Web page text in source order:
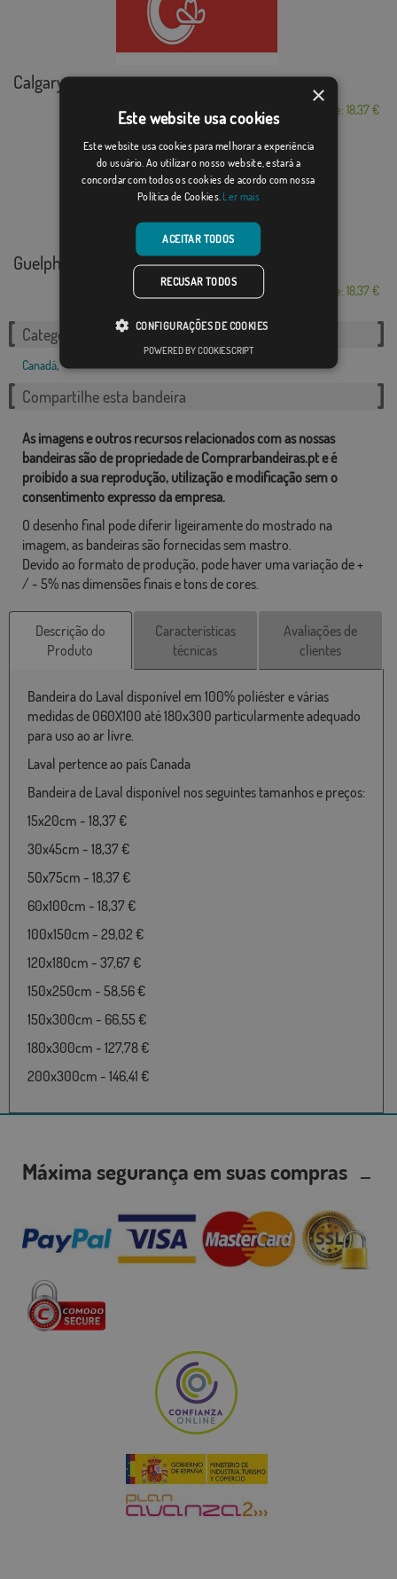
Calgary
Desde: 18,37 €
Guelph
Desde: 18,37 €
Categorias relacionadas:
Canadá,
Compartilhe esta bandeira
As imagens e outros recursos relacionados com as nossas
bandeiras são de propriedade de Comprarbandeiras.pt e é
proibido a sua reprodução, utilização e modificação sem o
consentimento expresso da empresa.
O desenho final pode diferir ligeiramente do mostrado na
imagem, as bandeiras são fornecidas sem mastro.
Devido ao formato de produção, pode haver uma variação de +
/ - 5% nas dimensões finais e tons de cores.
Descrição do
Produto
Características
técnicas
Avaliações de
clientes
Bandeira do Laval disponível em 100% poliéster e várias
medidas de 060X100 até 180x300 particularmente adequado
para uso ao ar livre.
Laval pertence ao país Canada
Bandeira de Laval disponível nos seguintes tamanhos e preços:
15x20cm - 18,37 €
30x45cm - 18,37 €
50x75cm - 18,37 €
60x100cm - 18,37 €
100x150cm - 29,02 €
120x180cm - 37,67 €
150x250cm - 58,56 €
150x300cm - 66,55 €
180x300cm - 127,78 €
200x300cm - 146,41 €
Máxima segurança em suas compras
×
Este website usa cookies
Este website usa cookies para melhorar a experiência
do usuário. Ao utilizar o nosso website, estará a
concordar com todos os cookies de acordo com nossa
Política de Cookies. Ler mais
ACEITAR TODOS
RECUSAR TODOS
CONFIGURAÇÕES DE COOKIES
POWERED BY COOKIESCRIPT